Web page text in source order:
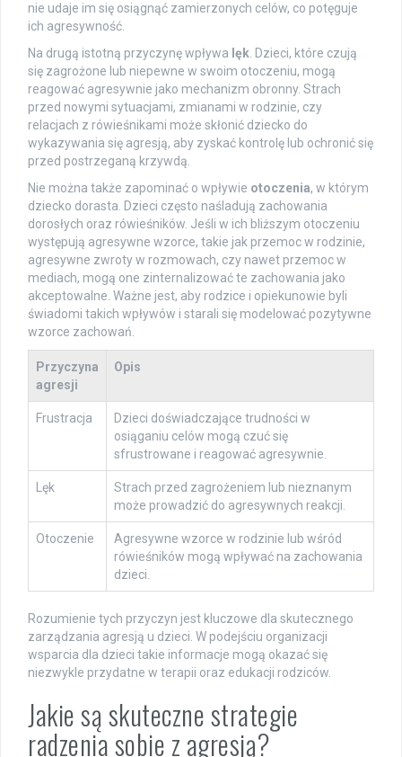
nie udaje im się osiągnąć zamierzonych celów, co potęguje
ich agresywność.
Na drugą istotną przyczynę wpływa lęk. Dzieci, które czują
się zagrożone lub niepewne w swoim otoczeniu, mogą
reagować agresywnie jako mechanizm obronny. Strach
przed nowymi sytuacjami, zmianami w rodzinie, czy
relacjach z rówieśnikami może skłonić dziecko do
wykazywania się agresją, aby zyskać kontrolę lub ochronić się
przed postrzeganą krzywdą.
Nie można także zapominać o wpływie otoczenia, w którym
dziecko dorasta. Dzieci często naśladują zachowania
dorosłych oraz rówieśników. Jeśli w ich bliższym otoczeniu
występują agresywne wzorce, takie jak przemoc w rodzinie,
agresywne zwroty w rozmowach, czy nawet przemoc w
mediach, mogą one zinternalizować te zachowania jako
akceptowalne. Ważne jest, aby rodzice i opiekunowie byli
świadomi takich wpływów i starali się modelować pozytywne
wzorce zachowań.
Przyczyna
agresji
Opis
Frustracja
Dzieci doświadczające trudności w
osiąganiu celów mogą czuć się
sfrustrowane i reagować agresywnie.
Lęk
Strach przed zagrożeniem lub nieznanym
może prowadzić do agresywnych reakcji.
Otoczenie
Agresywne wzorce w rodzinie lub wśród
rówieśników mogą wpływać na zachowania
dzieci.
Rozumienie tych przyczyn jest kluczowe dla skutecznego
zarządzania agresją u dzieci. W podejściu organizacji
wsparcia dla dzieci takie informacje mogą okazać się
niezwykle przydatne w terapii oraz edukacji rodziców.
Jakie są skuteczne strategie
radzenia sobie z agresją?